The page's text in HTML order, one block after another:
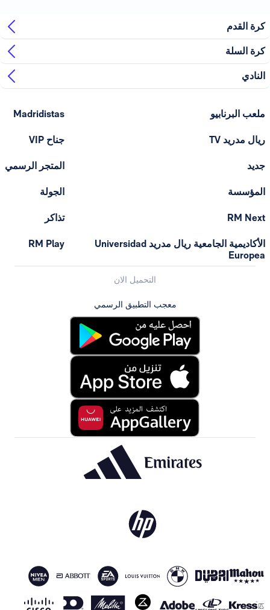
كرة القدم
كرة السلة
النادي
ملعب البرنابيو
ريال مدريد TV
جديد
المؤسسة
RM Next
الأكاديمية الجامعية ريال مدريد Universidad
Europea
Madridistas
جناح VIP
المتجر الرسمي
الجولة
تذاكر
RM Play
التحميل الان
معجب التطبيق الرسمي